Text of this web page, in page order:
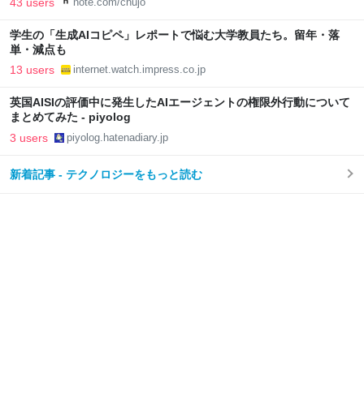
学生の「生成AIコピペ」レポートで悩む大学教員たち。留年・落
単・減点も
13 users internet.watch.impress.co.jp
英国AISIの評価中に発生したAIエージェントの権限外行動について
まとめてみた - piyolog
3 users piyolog.hatenadiary.jp
新着記事 - テクノロジーをもっと読む